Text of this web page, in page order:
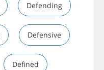
Defending
Defensive
Defined